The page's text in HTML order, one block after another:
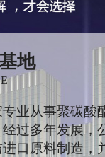
地
业从事聚碳酸
过多年发展，
口原料制造，